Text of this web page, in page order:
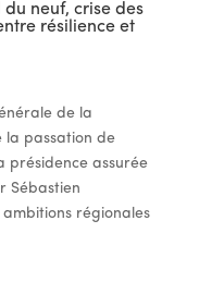
neuf, crise des
résilience et
de la
la passation de
présidence assurée
Sébastien
régionales